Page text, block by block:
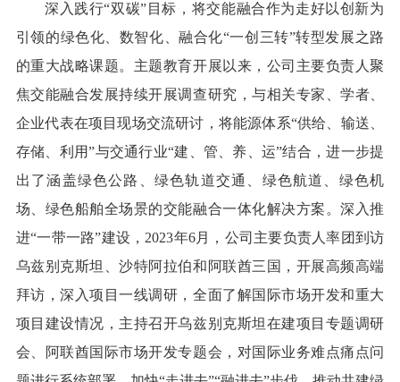
深入践行“双碳”目标，将交能融合作为走好以创新为
引领的绿色化、数智化、融合化“一创三转”转型发展之路
的重大战略课题。主题教育开展以来，公司主要负责人聚
焦交能融合发展持续开展调查研究，与相关专家、学者、
企业代表在项目现场交流研讨，将能源体系“供给、输送、
存储、利用”与交通行业“建、管、养、运”结合，进一步提
出了涵盖绿色公路、绿色轨道交通、绿色航道、绿色机
场、绿色船舶全场景的交能融合一体化解决方案。深入推
进“一带一路”建设，2023年6月，公司主要负责人率团到访
乌兹别克斯坦、沙特阿拉伯和阿联酋三国，开展高频高端
拜访，深入项目一线调研，全面了解国际市场开发和重大
项目建设情况，主持召开乌兹别克斯坦在建项目专题调研
会、阿联酋国际市场开发专题会，对国际业务难点痛点问